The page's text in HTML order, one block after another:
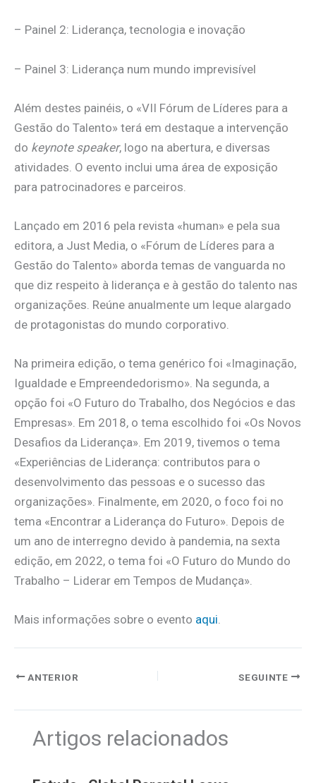
– Painel 2: Liderança, tecnologia e inovação
– Painel 3: Liderança num mundo imprevisível
Além destes painéis, o «VII Fórum de Líderes para a
Gestão do Talento» terá em destaque a intervenção
do keynote speaker, logo na abertura, e diversas
atividades. O evento inclui uma área de exposição
para patrocinadores e parceiros.
Lançado em 2016 pela revista «human» e pela sua
editora, a Just Media, o «Fórum de Líderes para a
Gestão do Talento» aborda temas de vanguarda no
que diz respeito à liderança e à gestão do talento nas
organizações. Reúne anualmente um leque alargado
de protagonistas do mundo corporativo.
Na primeira edição, o tema genérico foi «Imaginação,
Igualdade e Empreendedorismo». Na segunda, a
opção foi «O Futuro do Trabalho, dos Negócios e das
Empresas». Em 2018, o tema escolhido foi «Os Novos
Desafios da Liderança». Em 2019, tivemos o tema
«Experiências de Liderança: contributos para o
desenvolvimento das pessoas e o sucesso das
organizações». Finalmente, em 2020, o foco foi no
tema «Encontrar a Liderança do Futuro». Depois de
um ano de interregno devido à pandemia, na sexta
edição, em 2022, o tema foi «O Futuro do Mundo do
Trabalho – Liderar em Tempos de Mudança».
Mais informações sobre o evento aqui.
ANTERIOR SEGUINTE
Artigos relacionados